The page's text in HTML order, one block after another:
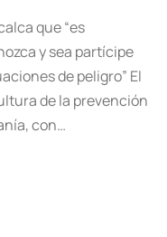
que “es
y sea partícipe
de peligro” El
de la prevención
con…